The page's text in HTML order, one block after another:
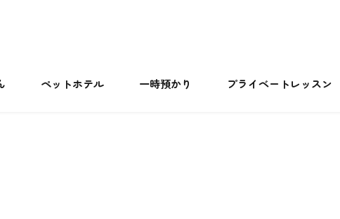
ペットホテル 一時預かり プライベートレッスン